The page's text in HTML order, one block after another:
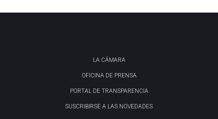
LA CÁMARA
OFICINA DE PRENSA
PORTAL DE TRANSPARENCIA
SUSCRIBIRSE A LAS NOVEDADES